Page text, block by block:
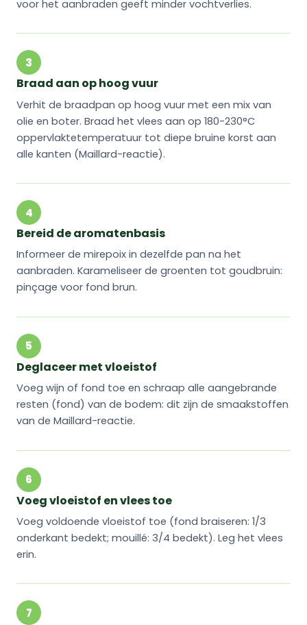
voor het aanbraden geeft minder vochtverlies.
3
Braad aan op hoog vuur
Verhit de braadpan op hoog vuur met een mix van
olie en boter. Braad het vlees aan op 180-230°C
oppervlaktetemperatuur tot diepe bruine korst aan
alle kanten (Maillard-reactie).
4
Bereid de aromatenbasis
Informeer de mirepoix in dezelfde pan na het
aanbraden. Karameliseer de groenten tot goudbruin:
pinçage voor fond brun.
5
Deglaceer met vloeistof
Voeg wijn of fond toe en schraap alle aangebrande
resten (fond) van de bodem: dit zijn de smaakstoffen
van de Maillard-reactie.
6
Voeg vloeistof en vlees toe
Voeg voldoende vloeistof toe (fond braiseren: 1/3
onderkant bedekt; mouillé: 3/4 bedekt). Leg het vlees
erin.
7